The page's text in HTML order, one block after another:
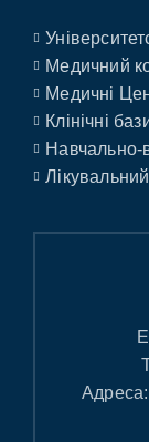
Медичний
Медичні
Клінічні
Навчально-
Адреса: